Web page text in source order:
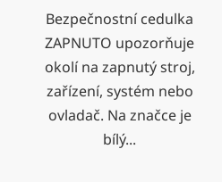
Bezpečnostní cedulka
ZAPNUTO upozorňuje
okolí na zapnutý stroj,
zařízení, systém nebo
ovladač. Na značce je
bílý...